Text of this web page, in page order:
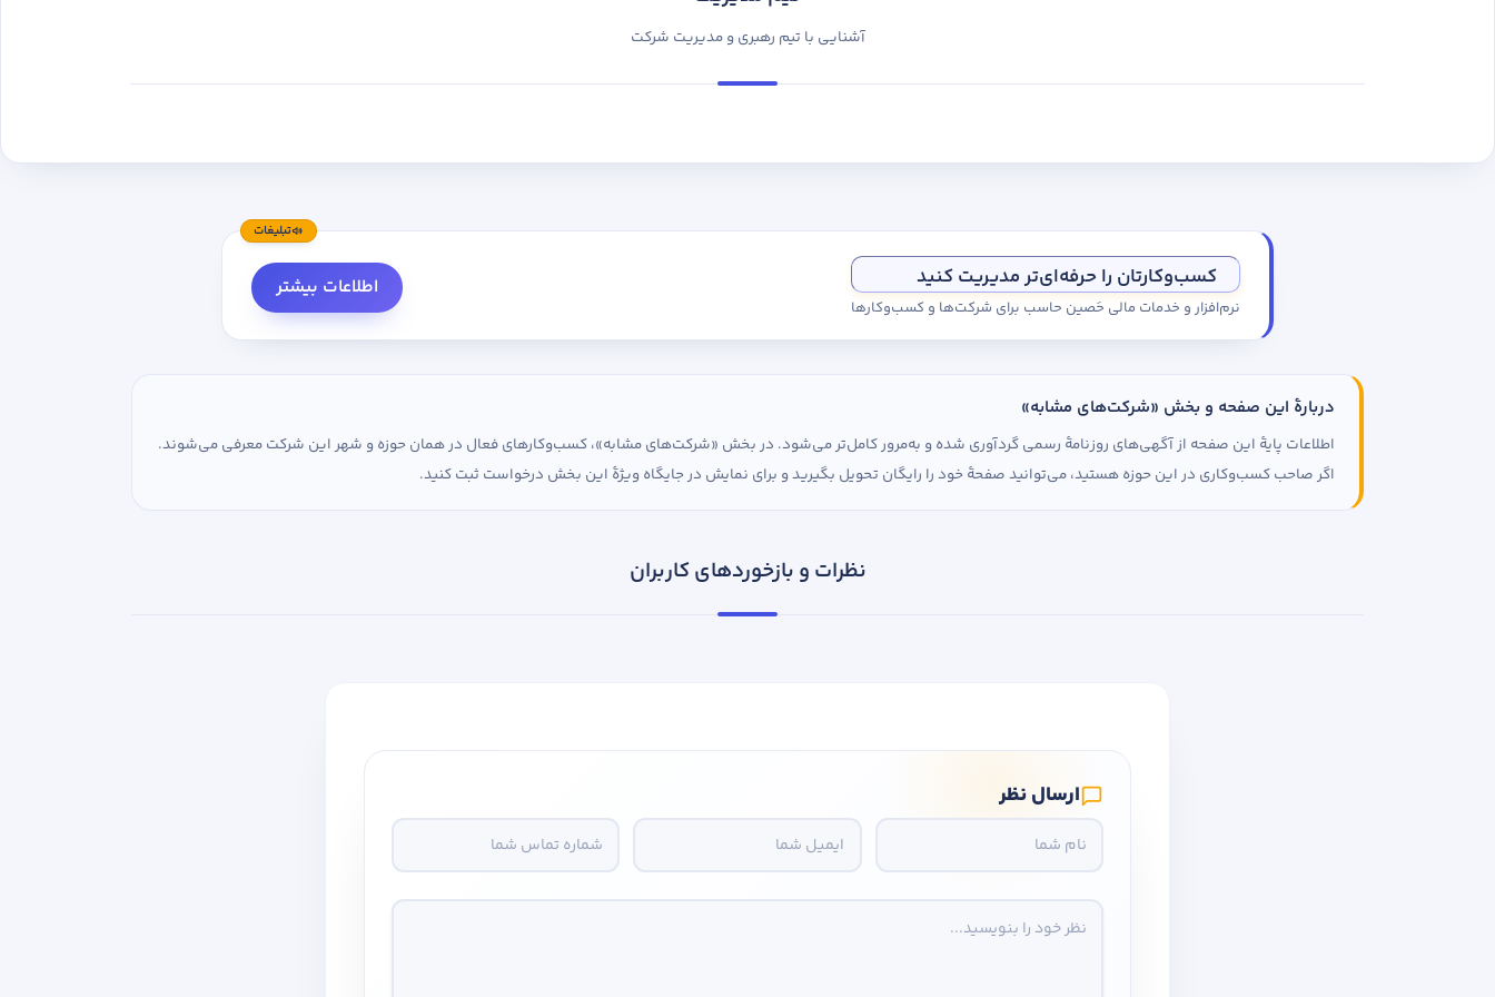
آشنایی با تیم رهبری و مدیریت شرکت
تبلیغات
کسب‌وکارتان را حرفه‌ای‌تر مدیریت کنید
نرم‌افزار و خدمات مالی حَصین حاسب برای شرکت‌ها و کسب‌وکارها
اطلاعات بیشتر
دربارهٔ این صفحه و بخش «شرکت‌های مشابه»
اطلاعات پایهٔ این صفحه از آگهی‌های روزنامهٔ رسمی گردآوری شده و به‌مرور کامل‌تر می‌شود. در بخش «شرکت‌های مشابه»، کسب‌وکارهای فعال در همان حوزه و شهر این شرکت معرفی می‌شوند.
اگر صاحب کسب‌وکاری در این حوزه هستید، می‌توانید صفحهٔ خود را رایگان تحویل بگیرید و برای نمایش در جایگاه ویژهٔ این بخش درخواست ثبت کنید.
نظرات و بازخوردهای کاربران
ارسال نظر